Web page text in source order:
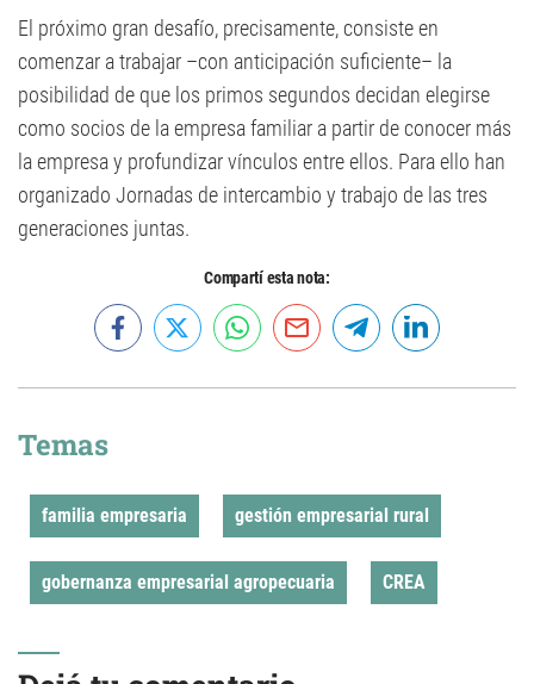
El próximo gran desafío, precisamente, consiste en
comenzar a trabajar –con anticipación suficiente– la
posibilidad de que los primos segundos decidan elegirse
como socios de la empresa familiar a partir de conocer más
la empresa y profundizar vínculos entre ellos. Para ello han
organizado Jornadas de intercambio y trabajo de las tres
generaciones juntas.
Compartí esta nota:
Temas
familia empresaria gestión empresarial rural
gobernanza empresarial agropecuaria CREA